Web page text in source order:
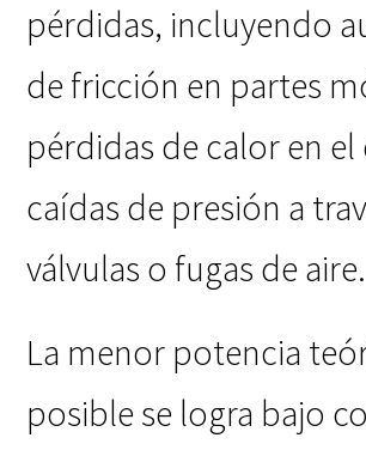
pérdidas, incluyendo
de fricción en partes
pérdidas de calor en
caídas de presión a
válvulas o fugas de aire.
La menor potencia
posible se logra bajo